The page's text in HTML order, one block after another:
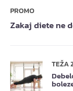
PROMO
Zakaj diete ne
TEŽA